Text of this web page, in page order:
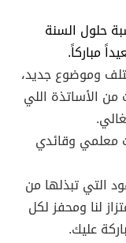
حلول السنة
مباركاً.
وموضوع جديد،
من الأساتذة اللي
معلمي وقائدي
التي تبذلها من
لنا ومحفز لكل
عليك.